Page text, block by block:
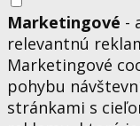
Marketingové -
relevantnú
Marketingové
pohybu
stránkami s